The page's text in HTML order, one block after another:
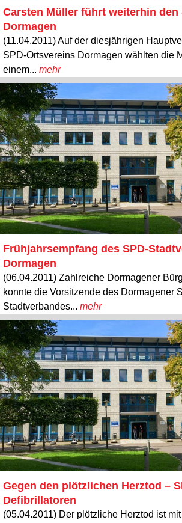
Carsten Müller führt weiterhin den
Dormagen
(11.04.2011) Auf der diesjährigen
SPD-Ortsvereins Dormagen wählten die
einem... mehr
Frühjahrsempfang des SPD-
Dormagen
(06.04.2011) Zahlreiche Dormagener
konnte die Vorsitzende des Dormagener
Stadtverbandes... mehr
Gegen den plötzlichen Herztod –
Defibrillatoren
(05.04.2011) Der plötzliche Herztod ist